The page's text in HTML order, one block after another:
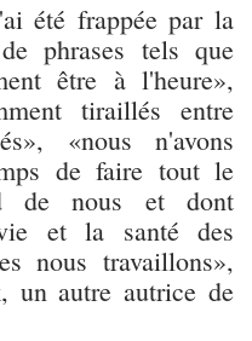
été frappée par la
phrases tels que
être à l'heure»,
tiraillés entre
«nous n'avons
de faire tout le
de nous et dont
et la santé des
nous travaillons»,
un autre autrice de